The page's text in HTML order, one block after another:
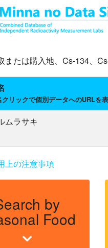
または購入地、Cs-134、
クリックで個別データへのURLを
ムラサキ
上の注意事項
by
Food